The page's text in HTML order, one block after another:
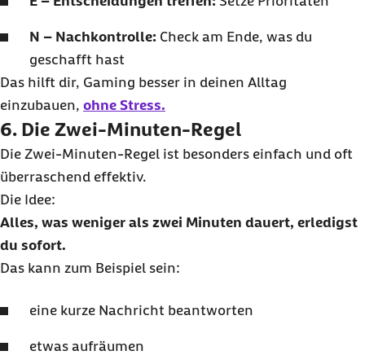
N – Nachkontrolle: Check am Ende, was du
geschafft hast
Das hilft dir, Gaming besser in deinen Alltag
einzubauen, ohne Stress.
6. Die Zwei-Minuten-Regel
Die Zwei-Minuten-Regel ist besonders einfach und oft
überraschend effektiv.
Die Idee:
Alles, was weniger als zwei Minuten dauert, erledigst
du sofort.
Das kann zum Beispiel sein:
eine kurze Nachricht beantworten
etwas aufräumen